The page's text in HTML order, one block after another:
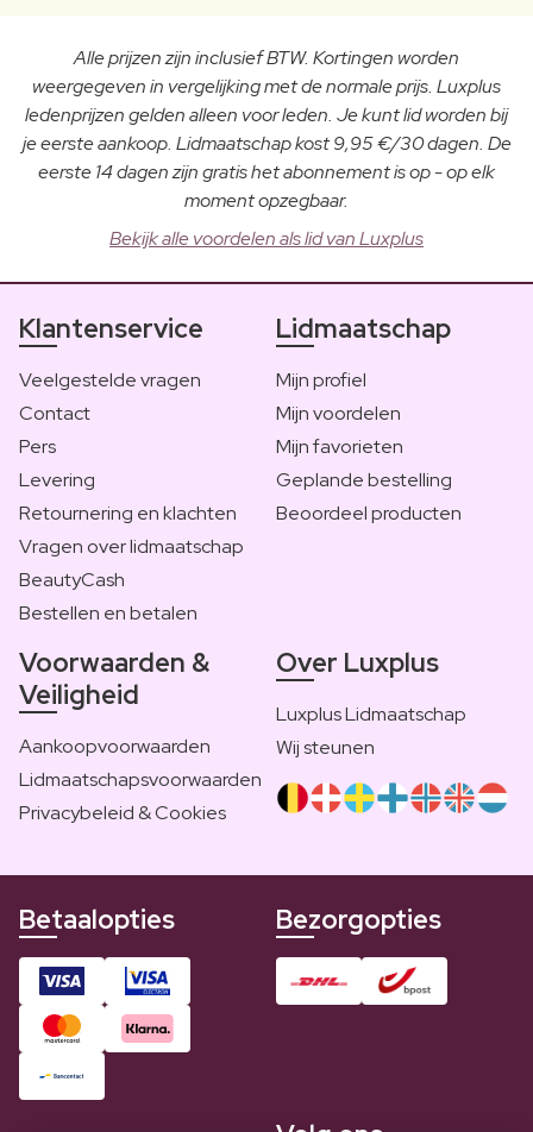
Alle prijzen zijn inclusief BTW. Kortingen worden
weergegeven in vergelijking met de normale prijs. Luxplus
ledenprijzen gelden alleen voor leden. Je kunt lid worden bij
je eerste aankoop. Lidmaatschap kost 9,95 €/30 dagen. De
eerste 14 dagen zijn gratis het abonnement is op - op elk
moment opzegbaar.
Bekijk alle voordelen als lid van Luxplus
Klantenservice
Veelgestelde vragen
Contact
Pers
Levering
Retournering en klachten
Vragen over lidmaatschap
BeautyCash
Bestellen en betalen
Lidmaatschap
Mijn profiel
Mijn voordelen
Mijn favorieten
Geplande bestelling
Beoordeel producten
Voorwaarden &
Veiligheid
Aankoopvoorwaarden
Lidmaatschapsvoorwaarden
Privacybeleid & Cookies
Over Luxplus
Luxplus Lidmaatschap
Wij steunen
Betaalopties Bezorgopties